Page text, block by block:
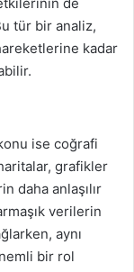
tür bir analiz,
kadar
ise coğrafi
grafikler
daha anlaşılır
verilerin
aynı
bir rol